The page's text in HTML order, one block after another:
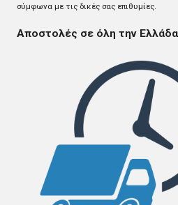
σύμφωνα με τις δικές σας επιθυμίες.
Αποστολές σε όλη την Ελλάδα